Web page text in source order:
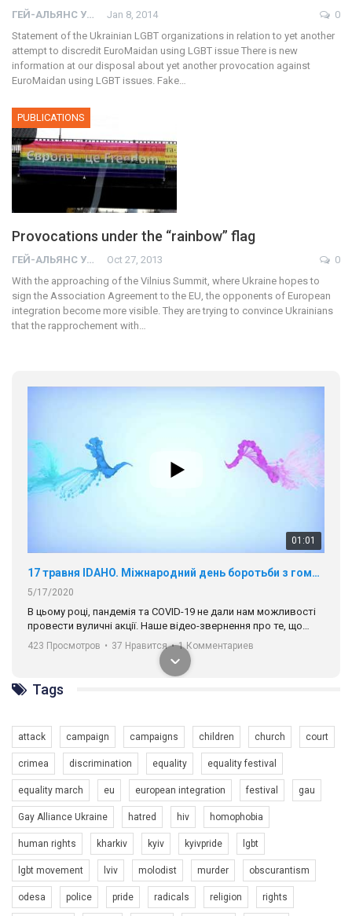
ГЕЙ-АЛЬЯНС УКРАИНА Jan 8, 2014
0
Statement of the Ukrainian LGBT organizations in relation to yet another
attempt to discredit EuroMaidan using LGBT issue There is new
information at our disposal about yet another provocation against
EuroMaidan using LGBT issues. Fake…
PUBLICATIONS
Provocations under the “rainbow” flag
ГЕЙ-АЛЬЯНС УКРАИНА Oct 27, 2013
0
With the approaching of the Vilnius Summit, where Ukraine hopes to
sign the Association Agreement to the EU, the opponents of European
integration become more visible. They are trying to convince Ukrainians
that the rapprochement with…
01:01
17 травня IDAHO. Міжнародний день боротьби з гомофобією трансфобією і біфобія.
5/17/2020
В цьому році, пандемія та COVІD-19 не дали нам можливості
провести вуличні акції. Наше відео-звернення про те, що
навіть коли ми у різних містах та не можемо зустрінеться, ми
разом. Ми закликаємо всіх хто поділяє цінності рівності та
солідарності, приєднатися до нас. Регіональні підрозділи
ГАУ є в 16 областях України.
Разом наш голос лунає гучніше!
423 Просмотров • 37 Нравится • 1 Комментариев
Зупинимо насильство проти ЛГБТ в Україні! Stop violence against LGBT in Ukraine!
6/30/2017
Tags
attack campaign campaigns children church court
crimea discrimination equality equality festival
equality march eu european integration festival gau
Gay Alliance Ukraine hatred hiv homophobia
human rights kharkiv kyiv kyivpride lgbt
lgbt movement lviv molodist murder obscurantism
odesa police pride radicals religion rights